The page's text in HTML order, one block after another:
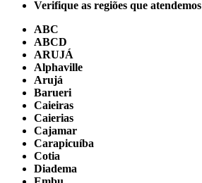
Verifique as regiões que atendemos
ABC
ABCD
ARUJÁ
Alphaville
Arujá
Barueri
Caieiras
Caierias
Cajamar
Carapicuíba
Cotia
Diadema